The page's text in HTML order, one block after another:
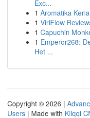
Exc...
1 Aromatika
1 ViriFlow
1 Capuchin
1 Emperor268:
Het ...
Copyright © 2026 |
Users | Made with Kliqqi